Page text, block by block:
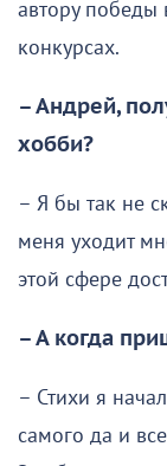
автору победы
конкурсах.
– Андрей,
хобби?
– Я бы так не
меня уходит
этой сфере
– А когда
– Стихи я
самого да и